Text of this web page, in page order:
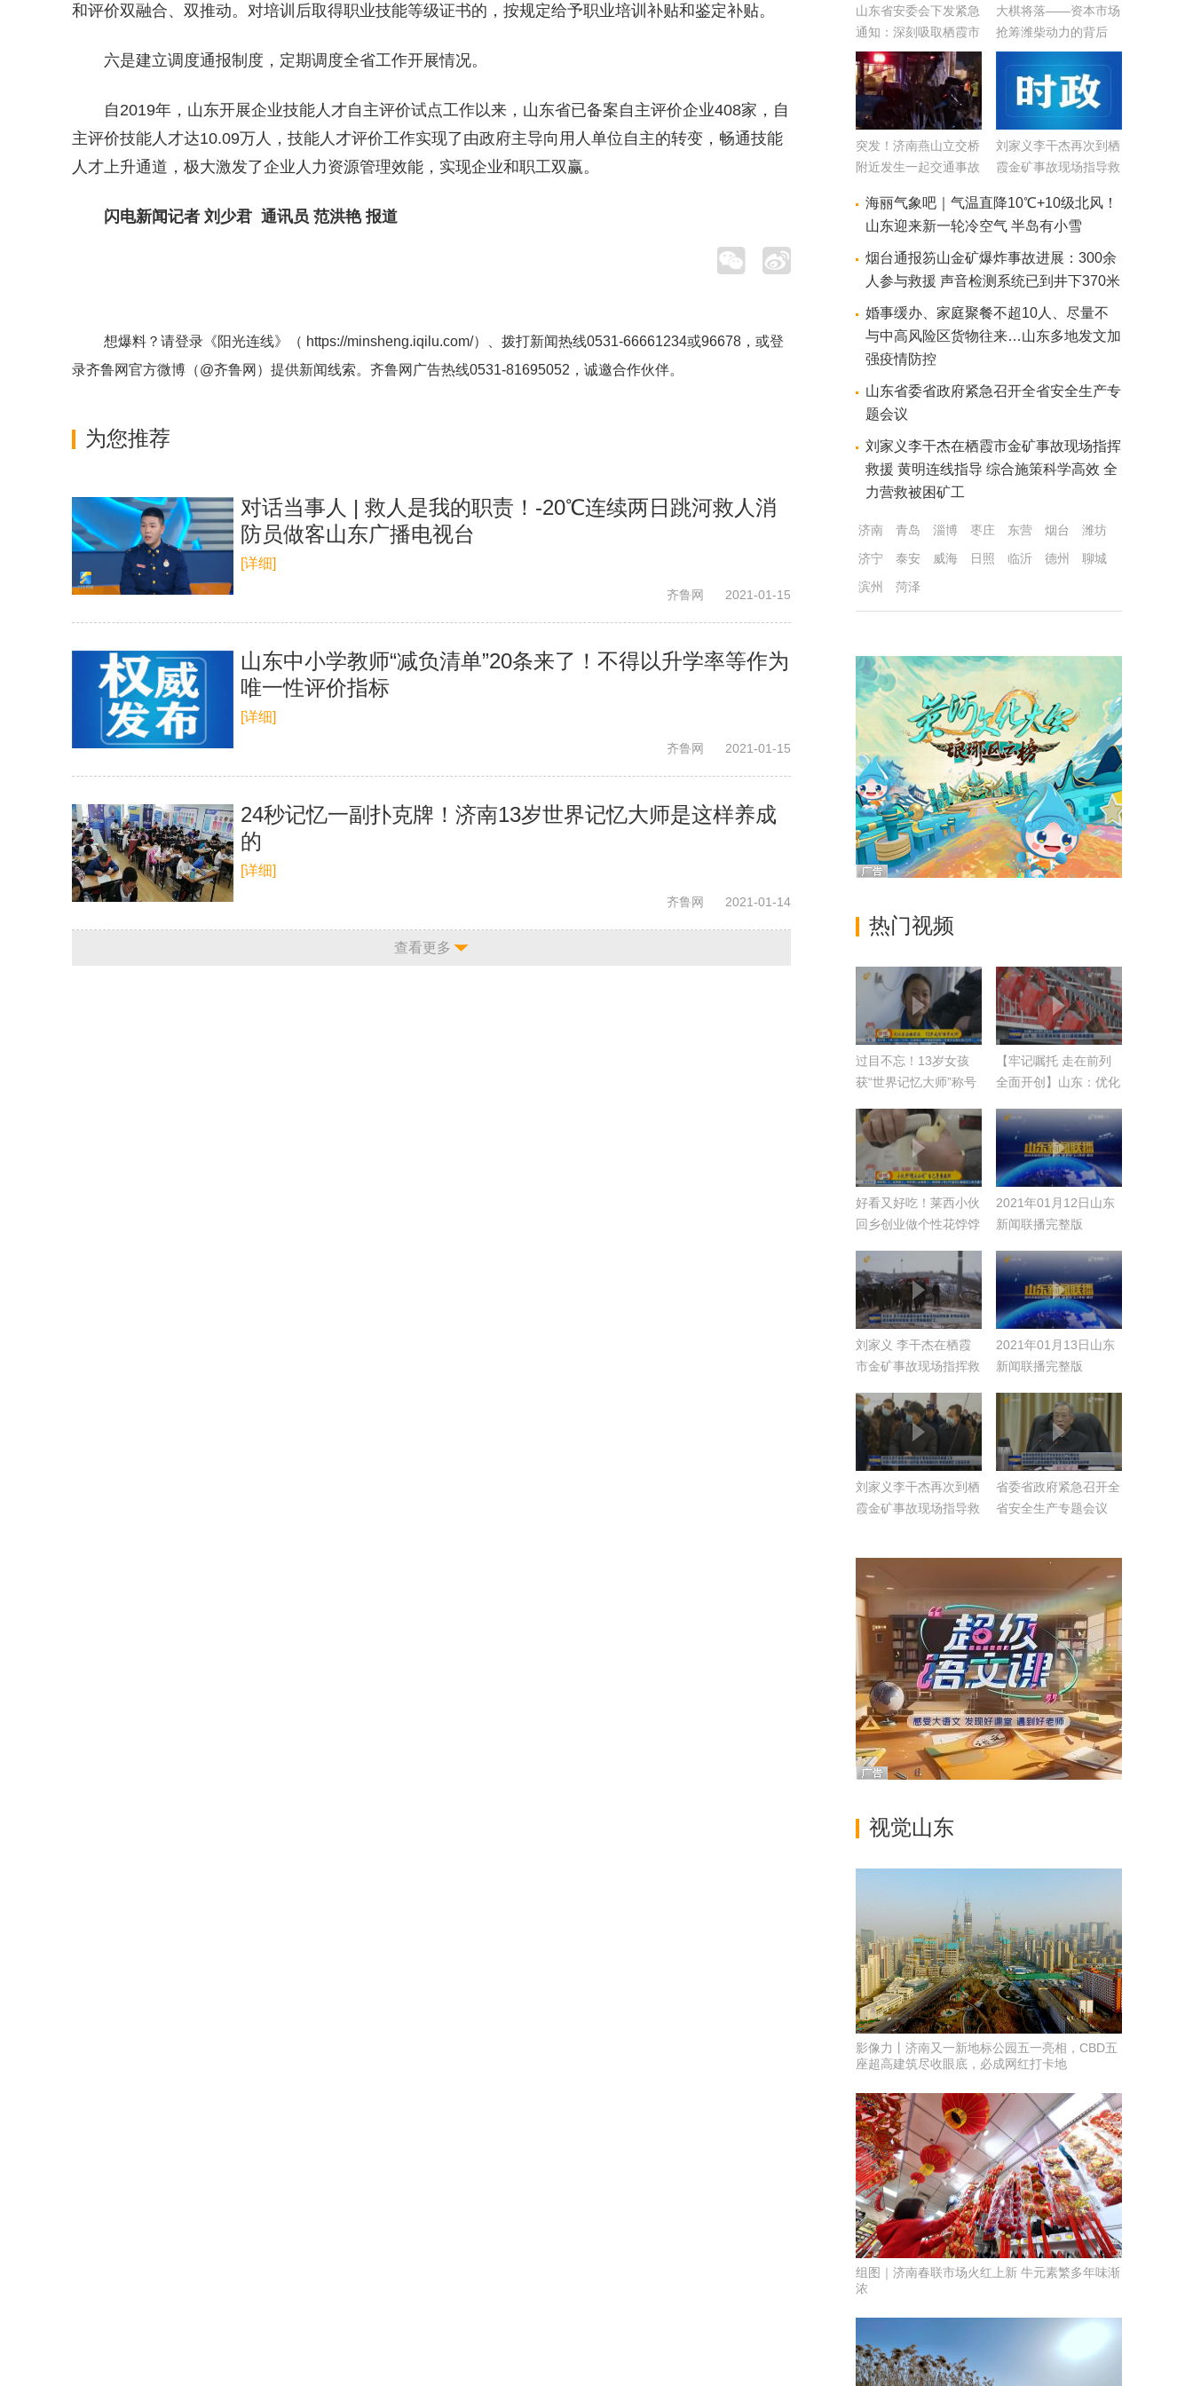
和评价双融合、双推动。对培训后取得职业技能等级证书的，按规定给予职业培训补贴和鉴定补贴。
六是建立调度通报制度，定期调度全省工作开展情况。
自2019年，山东开展企业技能人才自主评价试点工作以来，山东省已备案自主评价企业408家，自
主评价技能人才达10.09万人，技能人才评价工作实现了由政府主导向用人单位自主的转变，畅通技能
人才上升通道，极大激发了企业人力资源管理效能，实现企业和职工双赢。
闪电新闻记者 刘少君 通讯员 范洪艳 报道
想爆料？请登录《阳光连线》（ https://minsheng.iqilu.com/）、拨打新闻热线0531-66661234或96678，或登
录齐鲁网官方微博（@齐鲁网 ）提供新闻线索。齐鲁网广告热线0531-81695052 ，诚邀合作伙伴。
为您推荐
对话当事人 | 救人是我的职责！-20℃连续两日跳河救人消
防员做客山东广播电视台
[详细]
齐鲁网 2021-01-15
山东中小学教师“减负清单”20条来了！不得以升学率等作为
唯一性评价指标
[详细]
齐鲁网 2021-01-15
24秒记忆一副扑克牌！济南13岁世界记忆大师是这样养成
的
[详细]
齐鲁网 2021-01-14
查看更多
山东省安委会下发紧急
通知：深刻吸取栖霞市
金矿事故教训、进一步
加强安全生产工作
大棋将落——资本市场
抢筹潍柴动力的背后
突发！济南燕山立交桥
附近发生一起交通事故
刘家义李干杰再次到栖
霞金矿事故现场指导救
穷尽一切手段 抢夺救
援时间 争取被困矿工
安全升井
海丽气象吧｜气温直降10℃+10级北风！
山东迎来新一轮冷空气 半岛有小雪
烟台通报笏山金矿爆炸事故进展：300余
人参与救援 声音检测系统已到井下370米
婚事缓办、家庭聚餐不超10人、尽量不
与中高风险区货物往来…山东多地发文加
强疫情防控
山东省委省政府紧急召开全省安全生产专
题会议
刘家义李干杰在栖霞市金矿事故现场指挥
救援 黄明连线指导 综合施策科学高效 全
力营救被困矿工
济南 青岛 淄博 枣庄 东营 烟台
潍坊
济宁
泰安 威海 日照 临沂 德州
聊城
滨州
菏泽
热门视频
过目不忘！13岁女孩
获“世界记忆大师”称号
【牢记嘱托 走在前列
全面开创】山东：优化
速提效
好看又好吃！莱西小伙
回乡创业做个性花饽饽
2021年01月12日山东
新闻联播完整版
刘家义 李干杰在栖霞
市金矿事故现场指挥救
施策科学高效 全力营
救被困矿工
2021年01月13日山东
新闻联播完整版
刘家义李干杰再次到栖
霞金矿事故现场指导救
援时间 争取被困矿工
安全升井
省委省政府紧急召开全
省安全生产专题会议
切实保护人民生命财产
安全 营造安全稳定社
会环境
视觉山东
影像力丨济南又一新地标公园五一亮相，CBD五
座超高建筑尽收眼底，必成网红打卡地
组图｜济南春联市场火红上新 牛元素繁多年味渐
浓